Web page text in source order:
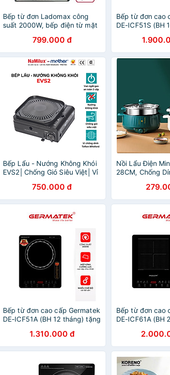
Bếp từ đơn Ladomax công
suất 2000W, bếp điện từ mặt
Kèm Nồi Lẩu) - Hàng Chính
Hãng
799.000 đ
Bếp từ đơn cao
DE-ICF51S (BH
Bếp Lẩu - Nướng Không Khói
EVS2│Chống Gió Siêu Việt│Vỉ
Whitford│Hàng Chính Hãng
750.000 đ
Nồi Lẩu Điện
28CM, Chống
Bếp Lẩu Tiện
Nhiệt Kèm Giá
1 Chính hãng
Bếp từ đơn cao cấp Germatek
DE-ICF51A (BH 12 tháng) tặng
Hàng chính hãng
1.310.000 đ
Bếp từ đơn cao
DE-ICF61A (BH
- Hàng chính